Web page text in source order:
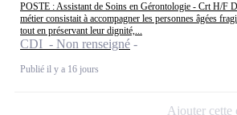
POSTE : Assistant de Soins en Gérontologie - Crt H/F
métier consistait à accompagner les personnes âgées
tout en préservant leur dignité,...
CDI - Non renseigné
Publié il y a 16 jours
Ajouter cette